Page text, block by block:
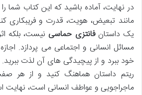
در نهایت، آماده باشید که این کتاب شما
مانند تبعیض، هویت، قدرت و فریبکاری
یک داستانفانتزی حماسینیست، بلکه
مسائل انسانی و اجتماعی می پردازد.
خود ببرد و از پیچیدگی های آن لذت
ریتم داستان هماهنگ کنید و از هر
ماجراجویی و عواطف انسانی است، نهایت